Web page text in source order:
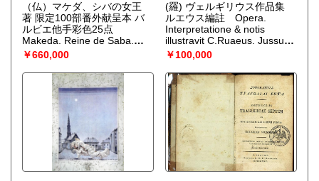
（仏）マケダ、シバの女王
著 限定100部番外献呈本 バ
ルビエ他手彩色25点
Makeda. Reine de Saba.
Chronique ethiopenne.
Traduite pour la premiere
fois du Geez en francais,
d'apres unmanuscrit
appartenant a leurs majestes
les Negus d'Ethiopie.
（ル・
ルー LE ROUX,H.）
￥660,000
(羅) ヴェルギリウス作品集
ルエウス編註 Opera.
Interpretatione & notis
illustravit C.Ruaeus. Jussu
Christianissimi regis ad usum
serenissimi delphini. 2nd ed.
（VIRGIL,P.Maronis）
￥100,000